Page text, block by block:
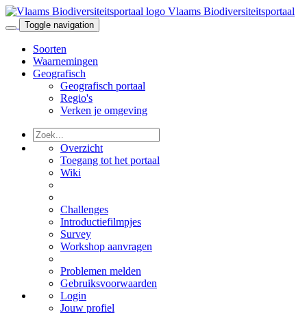
Vlaams Biodiversiteitsportaal
Toggle navigation
Soorten
Waarnemingen
Geografisch
Geografisch portaal
Regio's
Verken je omgeving
Overzicht
Toegang tot het portaal
Wiki
Challenges
Introductiefilmpjes
Survey
Workshop aanvragen
Problemen melden
Gebruiksvoorwaarden
Login
Jouw profiel